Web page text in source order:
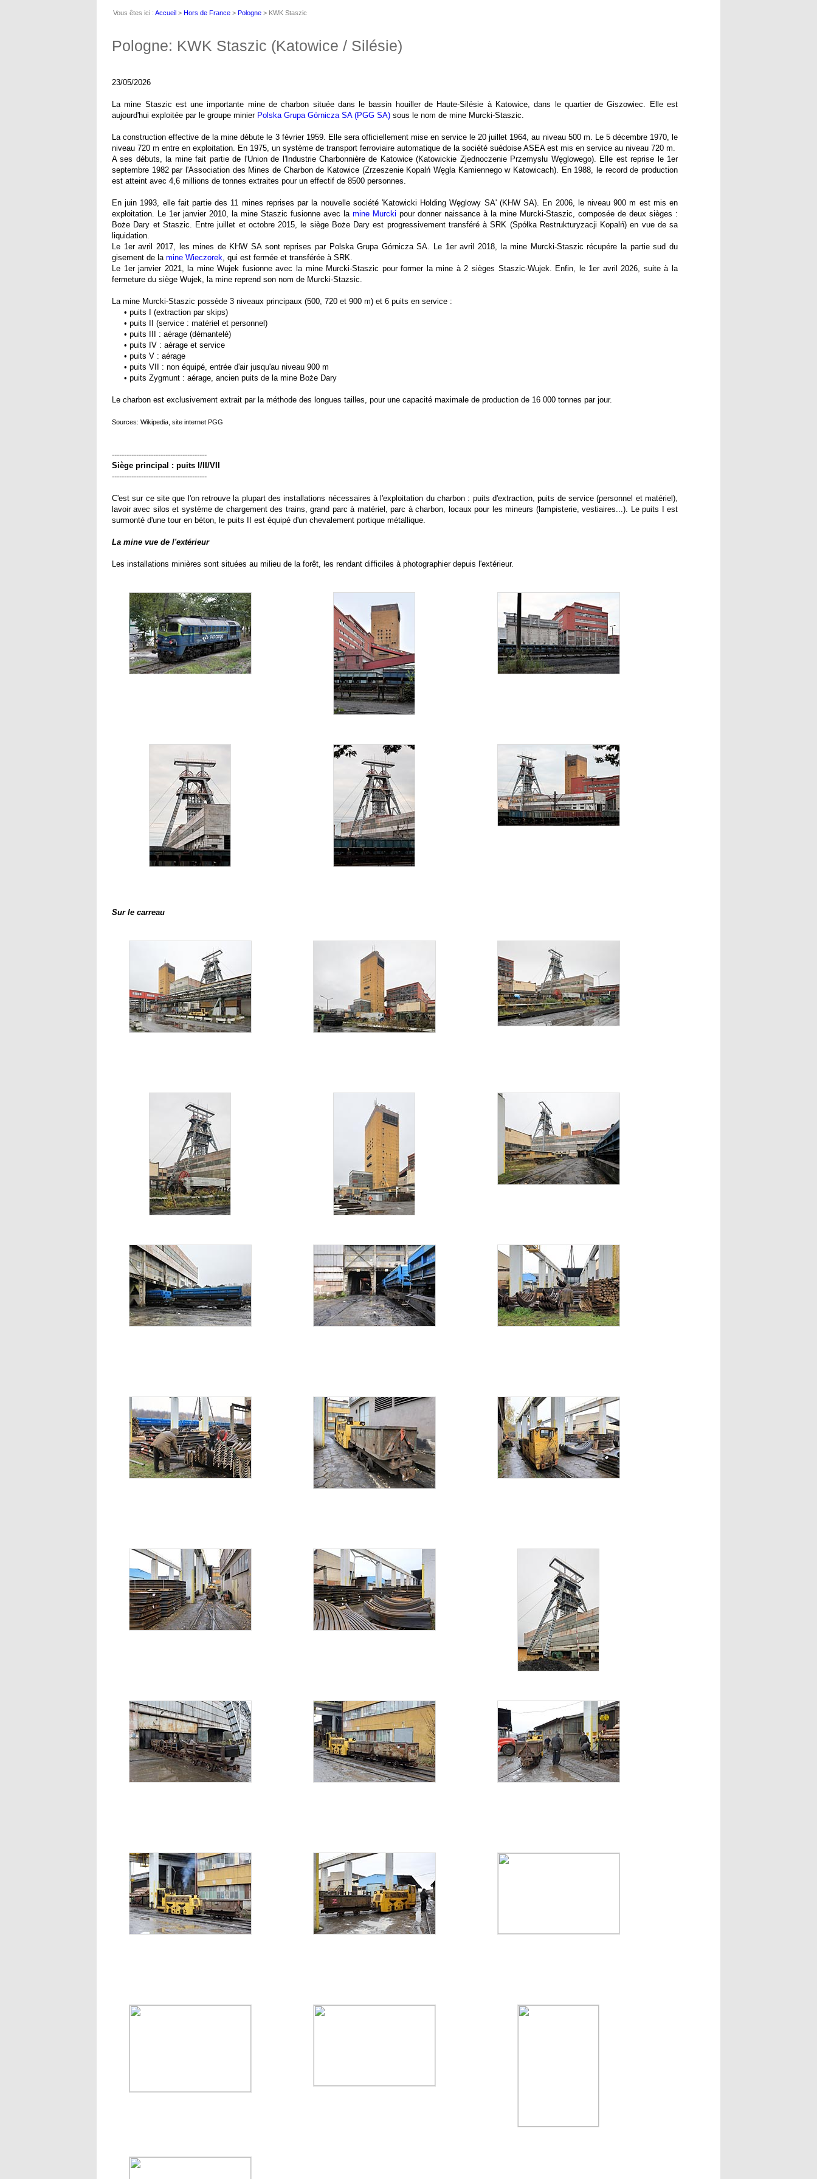
Vous êtes ici : Accueil > Hors de France > Pologne > KWK Staszic
Pologne: KWK Staszic (Katowice / Silésie)
23/05/2026
La mine Staszic est une importante mine de charbon située dans le bassin houiller de Haute-Silésie à Katowice, dans le quartier de Giszowiec. Elle est
aujourd'hui exploitée par le groupe minier Polska Grupa Górnicza SA (PGG SA) sous le nom de mine Murcki-Staszic.
La construction effective de la mine débute le 3 février 1959. Elle sera officiellement mise en service le 20 juillet 1964, au niveau 500 m. Le 5 décembre 1970, le
niveau 720 m entre en exploitation. En 1975, un système de transport ferroviaire automatique de la société suédoise ASEA est mis en service au niveau 720 m.
A ses débuts, la mine fait partie de l'Union de l'Industrie Charbonnière de Katowice (Katowickie Zjednoczenie Przemysłu Węglowego). Elle est reprise le 1er
septembre 1982 par l'Association des Mines de Charbon de Katowice (Zrzeszenie Kopalń Węgla Kamiennego w Katowicach). En 1988, le record de production
est atteint avec 4,6 millions de tonnes extraites pour un effectif de 8500 personnes.
En juin 1993, elle fait partie des 11 mines reprises par la nouvelle société 'Katowicki Holding Węglowy SA' (KHW SA). En 2006, le niveau 900 m est mis en
exploitation. Le 1er janvier 2010, la mine Staszic fusionne avec la mine Murcki pour donner naissance à la mine Murcki-Staszic, composée de deux sièges :
Boże Dary et Staszic. Entre juillet et octobre 2015, le siège Boże Dary est progressivement transféré à SRK (Spółka Restrukturyzacji Kopalń) en vue de sa
liquidation.
Le 1er avril 2017, les mines de KHW SA sont reprises par Polska Grupa Górnicza SA. Le 1er avril 2018, la mine Murcki-Staszic récupére la partie sud du
gisement de la mine Wieczorek, qui est fermée et transférée à SRK.
Le 1er janvier 2021, la mine Wujek fusionne avec la mine Murcki-Staszic pour former la mine à 2 sièges Staszic-Wujek. Enfin, le 1er avril 2026, suite à la
fermeture du siège Wujek, la mine reprend son nom de Murcki-Stazsic.
La mine Murcki-Staszic possède 3 niveaux principaux (500, 720 et 900 m) et 6 puits en service :
• puits I (extraction par skips)
• puits II (service : matériel et personnel)
• puits III : aérage (démantelé)
• puits IV : aérage et service
• puits V : aérage
• puits VII : non équipé, entrée d'air jusqu'au niveau 900 m
• puits Zygmunt : aérage, ancien puits de la mine Boże Dary
Le charbon est exclusivement extrait par la méthode des longues tailles, pour une capacité maximale de production de 16 000 tonnes par jour.
Sources: Wikipedia, site internet PGG
---------------------------------------
Siège principal : puits I/II/VII
---------------------------------------
C'est sur ce site que l'on retrouve la plupart des installations nécessaires à l'exploitation du charbon : puits d'extraction, puits de service (personnel et matériel),
lavoir avec silos et système de chargement des trains, grand parc à matériel, parc à charbon, locaux pour les mineurs (lampisterie, vestiaires...). Le puits I est
surmonté d'une tour en béton, le puits II est équipé d'un chevalement portique métallique.
La mine vue de l'extérieur
Les installations minières sont situées au milieu de la forêt, les rendant difficiles à photographier depuis l'extérieur.
Sur le carreau